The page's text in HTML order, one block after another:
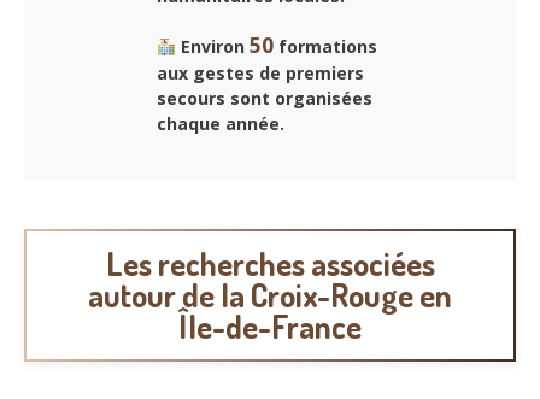
Environ 50formations
aux gestes de premiers
secours sont organisées
chaque année.
Les recherches associées
autour de la Croix-Rouge en
Île-de-France